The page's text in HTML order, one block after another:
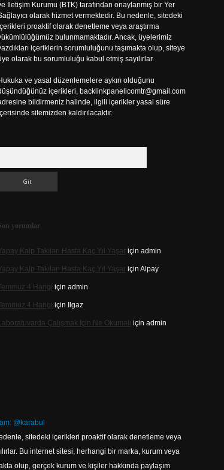
İletişim Kurumu (BTK) tarafından onaylanmış bir Yer
olarak hizmet vermektedir. Bu nedenle, sitedeki
proaktif olarak denetleme veya araştırma
bulunmamaktadır. Ancak, üyelerimiz
içeriklerin sorumluluğunu taşımakta olup, siteye
olarak bu sorumluluğu kabul etmiş sayılırlar.
ve yasal düzenlemelere aykırı olduğunu
içerikleri, backlinkpanelicomtr@gmail.com
bildirmeniz halinde, ilgili içerikler yasal süre
sitemizden kaldırılacaktır.
yorumlar
Kalp Takılan Hasta Kaç Yıl Yaşariçin admin
Kalp Takılan Hasta Kaç Yıl Yaşariçin Alpay
4 Hangi için admin
4 Hangi için Ilgaz
Çalışmak Için Ne Okumalı için admin
@karabul
sitedeki içerikleri proaktif olarak denetleme veya
Bu internet sitesi, herhangi bir marka, kurum veya
olup, gerçek kurum ve kişiler hakkında paylaşım